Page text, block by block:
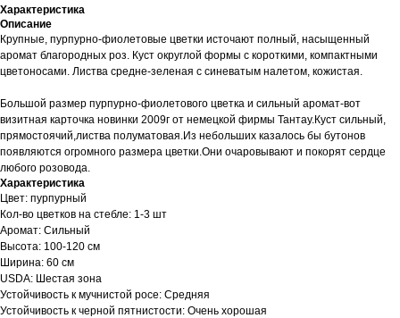
Характеристика
Описание
Крупные, пурпурно-фиолетовые цветки источают полный, насыщенный
аромат благородных роз. Куст округлой формы с короткими, компактными
цветоносами. Листва средне-зеленая с синеватым налетом, кожистая.
Большой размер пурпурно-фиолетового цветка и сильный аромат-вот
визитная карточка новинки 2009г от немецкой фирмы Тантау.Куст сильный,
прямостоячий,листва полуматовая.Из небольших казалось бы бутонов
появляются огромного размера цветки.Они очаровывают и покорят сердце
любого розовода.
Характеристика
Цвет: пурпурный
Кол-во цветков на стебле: 1-3 шт
Аромат: Сильный
Высота: 100-120 см
Ширина: 60 см
USDA: Шестая зона
Устойчивость к мучнистой росе: Средняя
Устойчивость к черной пятнистости: Очень хорошая